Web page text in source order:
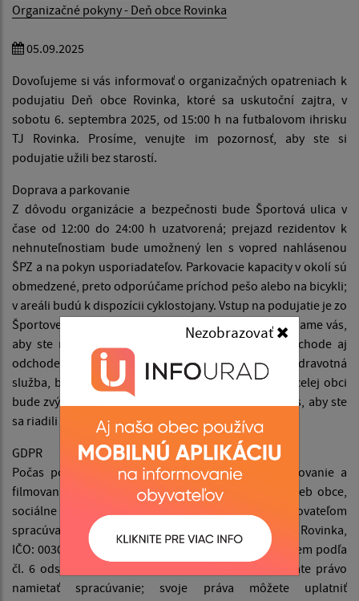
Nezobrazovať
Organizačné pokyny - Deň obce Rovinka
05.09.2025
Dovoľujeme si vás informovať o organizačných opatreniach k
podujatiu Deň obce Rovinka, ktoré sa uskutoční zajtra, v
sobotu 6. septembra 2025, od 15:00 h na futbalovom ihrisku
TJ Rovinka. Prosíme, venujte im pozornosť, aby ste si
podujatie užili bez starostí.
Doprava a parkovanie
Z dôvodu organizácie a bezpečnosti bude Športová ulica v
čase od 12:00 do 24:00 h uzatvorená; prejazd rezidentov k
nehnuteľnostiam bude umožnený len s vopred nahlásenou
ŠPZ a na pokyn usporiadateľov. Parkovacie kapacity v okolí sú
obmedzené, preto odporúčame príchod pešo alebo na bicykli;
v areáli budú k dispozícii cyklostojany. Vstup na podujatie je zo
Športovej ulice cez hlavnú bránu (pri cintoríne). Žiadame vás,
aby ste rešpektovali pokyny usporiadateľov pri príchode aj
odchode. Na bezpečnosť účastníkov dohliadne zdravotná
služba, bezpečnostná služba a dobrovoľní hasiči. V celej obci
bude zvýšený počet policajných hliadok; prosíme vás, aby ste
sa riadili ich pokynmi.
GDPR
Počas podujatia bude v areáli prebiehať fotografovanie a
filmovanie na účely propagácie a dokumentácie (web obce,
sociálne siete, obecné noviny, kronika). Prevádzkovateľom
spracúvania je Obec Rovinka, Hlavná 350/95, 900 41 Rovinka,
IČO: 00305057; právnym základom je oprávnený záujem podľa
čl. 6 ods. 1 písm. f) GDPR. Ako dotknutá osoba máte právo
namietať spracúvanie; svoje práva môžete uplatniť